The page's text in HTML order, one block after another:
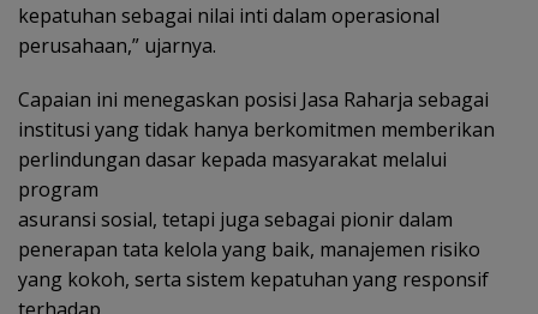
kepatuhan sebagai nilai inti dalam operasional
perusahaan,” ujarnya.
Capaian ini menegaskan posisi Jasa Raharja sebagai
institusi yang tidak hanya berkomitmen memberikan
perlindungan dasar kepada masyarakat melalui
program
asuransi sosial, tetapi juga sebagai pionir dalam
penerapan tata kelola yang baik, manajemen risiko
yang kokoh, serta sistem kepatuhan yang responsif